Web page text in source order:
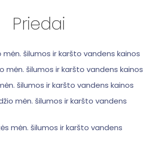
Priedai
mėn. šilumos ir karšto vandens kainos
mėn. šilumos ir karšto vandens kainos
šilumos ir karšto vandens kainos
mėn. šilumos ir karšto vandens
mėn. šilumos ir karšto vandens